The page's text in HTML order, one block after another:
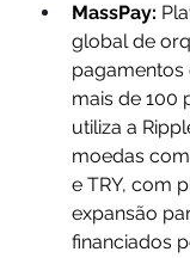
MassPay:
global de
pagamentos
mais de 100
utiliza a
moedas
e TRY, com
expansão
financiados